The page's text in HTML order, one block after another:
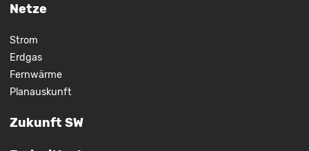
Netze
Strom
Erdgas
Fernwärme
Planauskunft
Zukunft SW